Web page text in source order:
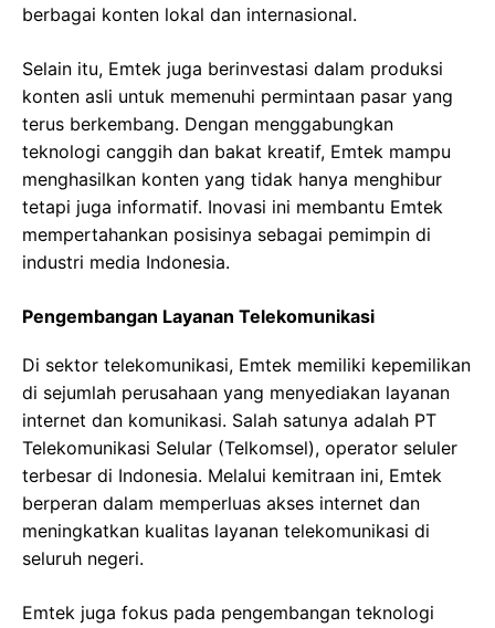
berbagai konten lokal dan internasional.
Selain itu, Emtek juga berinvestasi dalam produksi
konten asli untuk memenuhi permintaan pasar yang
terus berkembang. Dengan menggabungkan
teknologi canggih dan bakat kreatif, Emtek mampu
menghasilkan konten yang tidak hanya menghibur
tetapi juga informatif. Inovasi ini membantu Emtek
mempertahankan posisinya sebagai pemimpin di
industri media Indonesia.
Pengembangan Layanan Telekomunikasi
Di sektor telekomunikasi, Emtek memiliki kepemilikan
di sejumlah perusahaan yang menyediakan layanan
internet dan komunikasi. Salah satunya adalah PT
Telekomunikasi Selular (Telkomsel), operator seluler
terbesar di Indonesia. Melalui kemitraan ini, Emtek
berperan dalam memperluas akses internet dan
meningkatkan kualitas layanan telekomunikasi di
seluruh negeri.
Emtek juga fokus pada pengembangan teknologi